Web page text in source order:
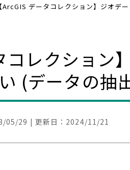
【ArcGIS データコレクション】ジオデ
コレクショ
(データの抽
05/29 | 更新日： 2024/11/21